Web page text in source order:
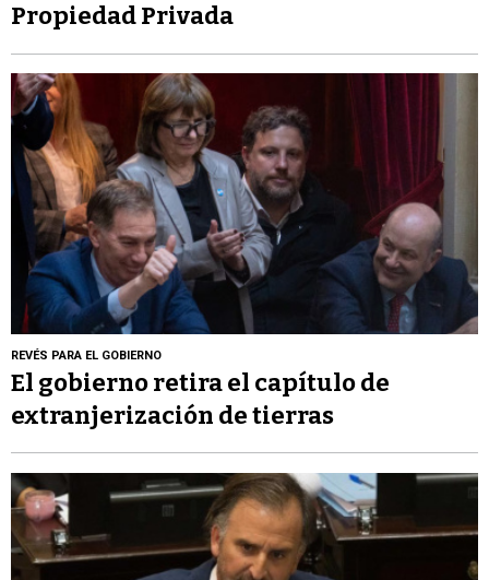
Propiedad Privada
REVÉS PARA EL GOBIERNO
El gobierno retira el capítulo de
extranjerización de tierras